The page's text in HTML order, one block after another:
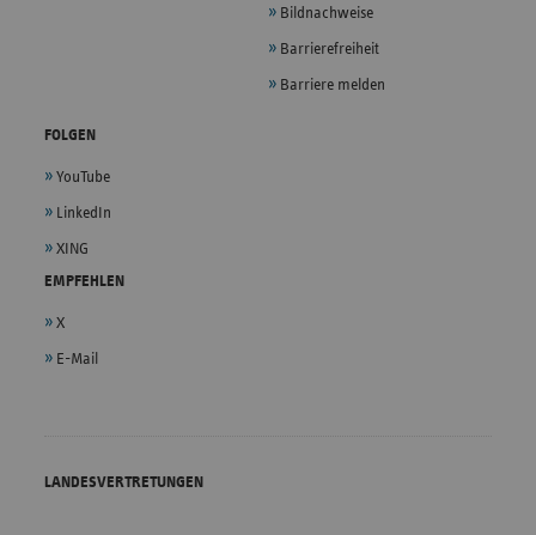
Bildnachweise
Barrierefreiheit
Barriere melden
FOLGEN
YouTube
LinkedIn
XING
EMPFEHLEN
X
E-Mail
LANDESVERTRETUNGEN